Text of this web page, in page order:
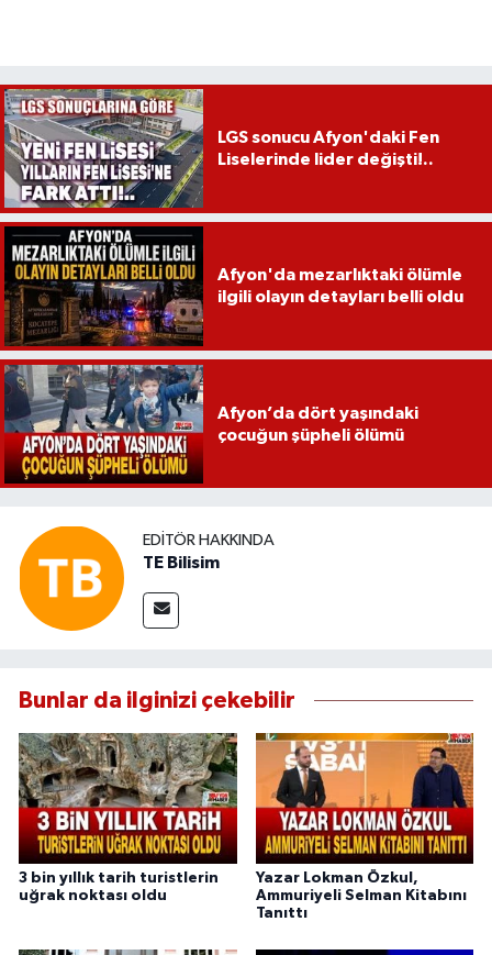
LGS sonucu Afyon'daki Fen
Liselerinde lider değişti!..
Afyon'da mezarlıktaki ölümle
ilgili olayın detayları belli oldu
Afyon’da dört yaşındaki
çocuğun şüpheli ölümü
EDITÖR HAKKINDA
TE Bilisim
Bunlar da ilginizi çekebilir
3 bin yıllık tarih turistlerin
uğrak noktası oldu
Yazar Lokman Özkul,
Ammuriyeli Selman Kitabını
Tanıttı